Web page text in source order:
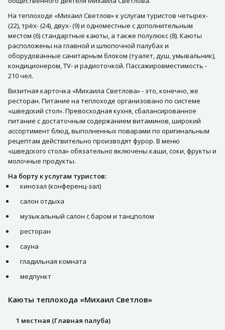
На теплоходе «Михаил Светлов» к услугам туристов четырех-
(22), трёх- (24), двух- (9) и одноместные с дополнительным
местом (6) стандартные каюты, а также полулюкс (8). Каюты
расположены на главной и шлюпочной палубах и
оборудованные санитарным блоком (туалет, душ, умывальник),
кондиционером, TV- и радиоточкой. Пассажировместимость -
210 чел.
Визитная карточка «Михаила Светлова» - это, конечно, же
ресторан. Питание на теплоходе организовано по системе
«шведский стол». Превосходная кухня, сбалансированное
питание с достаточным содержанием витаминов, широкий
ассортимент блюд, выполненных поварами по оригинальным
рецептам действительно производят фурор. В меню
«шведского стола» обязательно включены каши, соки, фрукты и
молочные продукты.
На борту к услугам туристов:
кинозал (конференц-зал)
салон отдыха
музыкальный салон с баром и танцполом
ресторан
сауна
гладильная комната
медпункт
Каюты теплохода «Михаил Светлов»
1 местная (Главная палуба)